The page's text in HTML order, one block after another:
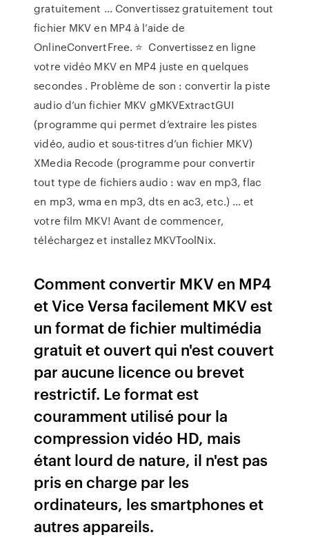
gratuitement ... Convertissez gratuitement tout
fichier MKV en MP4 à l’aide de
OnlineConvertFree. ⭐ ️ Convertissez en ligne
votre vidéo MKV en MP4 juste en quelques
secondes ️. Problème de son : convertir la piste
audio d’un fichier MKV gMKVExtractGUI
(programme qui permet d’extraire les pistes
vidéo, audio et sous-titres d’un fichier MKV)
XMedia Recode (programme pour convertir
tout type de fichiers audio : wav en mp3, flac
en mp3, wma en mp3, dts en ac3, etc.) … et
votre film MKV! Avant de commencer,
téléchargez et installez MKVToolNix.
Comment convertir MKV en MP4
et Vice Versa facilement MKV est
un format de fichier multimédia
gratuit et ouvert qui n'est couvert
par aucune licence ou brevet
restrictif. Le format est
couramment utilisé pour la
compression vidéo HD, mais
étant lourd de nature, il n'est pas
pris en charge par les
ordinateurs, les smartphones et
autres appareils.